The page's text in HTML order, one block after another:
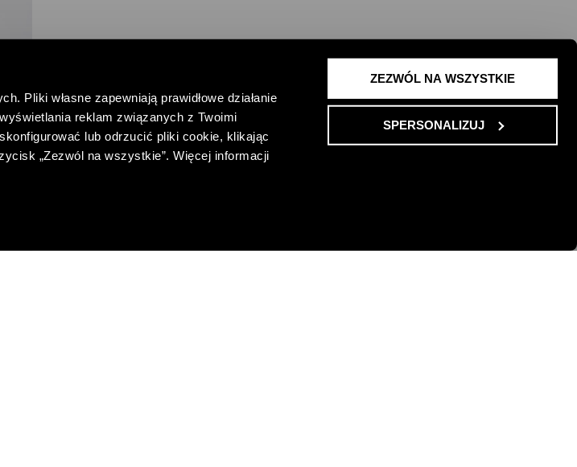
Pliki własne zapewniają prawidłowe działanie
reklam związanych z Twoimi
lub odrzucić pliki cookie, klikając
„Zezwól na wszystkie”. Więcej informacji
ZEZWÓL NA WSZYSTKIE
SPERSONALIZUJ